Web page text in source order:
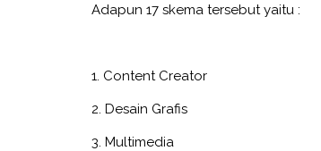
Adapun 17 skema tersebut yaitu :
1. Content Creator
2. Desain Grafis
3. Multimedia